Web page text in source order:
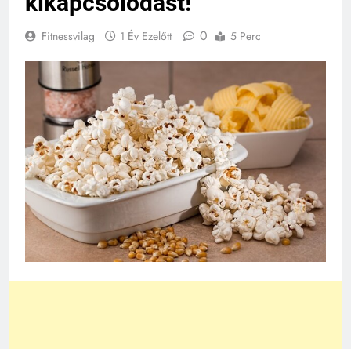
Fitnessvilag 1 Év Ezelőtt 0 5 Perc